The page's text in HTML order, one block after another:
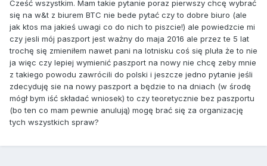
Cześć wszystkim. Mam takie pytanie poraz pierwszy chcę wybrać
się na w&t z biurem BTC nie bede pytać czy to dobre biuro (ale
jak ktos ma jakieś uwagi co do nich to piszcie!) ale powiedzcie mi
czy jesli mój paszport jest ważny do maja 2016 ale przez te 5 lat
trochę się zmieniłem nawet pani na lotnisku coś się pluła że to nie
ja więc czy lepiej wymienić paszport na nowy nie chcę zeby mnie
z takiego powodu zawrócili do polski i jeszcze jedno pytanie jeśli
zdecyduję sie na nowy paszport a będzie to na dniach (w środę
mógł bym iść składać wniosek) to czy teoretycznie bez paszportu
(bo ten co mam pewnie anulują) mogę brać się za organizację
tych wszystkich spraw?